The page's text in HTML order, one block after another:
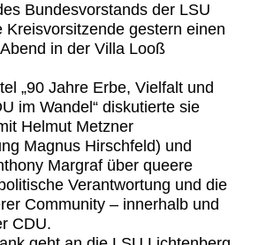
Bundesvorstands der LSU
Kreisvorsitzende gestern einen
in der Villa Looß
„90 Jahre Erbe, Vielfalt und
im Wandel“ diskutierte sie
Helmut Metzner
Magnus Hirschfeld) und
Margraf über queere
Verantwortung und die
Community – innerhalb und
CDU.